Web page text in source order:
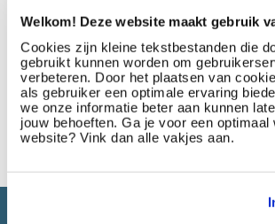
Welkom! Deze website maakt gebruik
Cookies zijn kleine tekstbestanden die
gebruikt kunnen worden om
verbeteren. Door het plaatsen van
als gebruiker een optimale ervaring
we onze informatie beter aan kunnen
jouw behoeften. Ga je voor een optimaal
website? Vink dan alle vakjes aan.